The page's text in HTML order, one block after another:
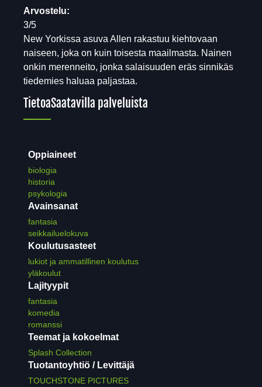
Arvostelu:
3/5
New Yorkissa asuva Allen rakastuu kiehtovaan
naiseen, joka on kuin toisesta maailmasta. Nainen
onkin merenneito, jonka salaisuuden eräs sinnikäs
tiedemies haluaa paljastaa.
TietoaSaatavilla palveluista
Oppiaineet
biologia
historia
psykologia
Avainsanat
fantasia
seikkailuelokuva
Koulutusasteet
lukiot ja ammatillinen koulutus
yläkoulut
Lajityypit
fantasia
komedia
romanssi
Teemat ja kokoelmat
Splash Collection
Tuotantoyhtiö / Levittäjä
TOUCHSTONE PICTURES